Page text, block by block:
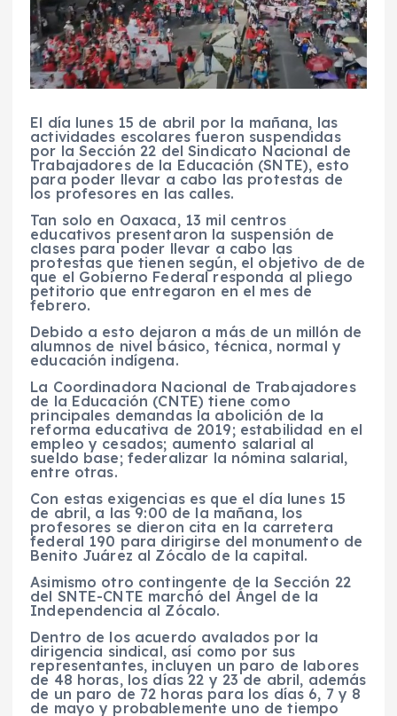
El día lunes 15 de abril por la mañana, las
actividades escolares fueron suspendidas
por la Sección 22 del Sindicato Nacional de
Trabajadores de la Educación (SNTE), esto
para poder llevar a cabo las protestas de
los profesores en las calles.
Tan solo en Oaxaca, 13 mil centros
educativos presentaron la suspensión de
clases para poder llevar a cabo las
protestas que tienen según, el objetivo de de
que el Gobierno Federal responda al pliego
petitorio que entregaron en el mes de
febrero.
Debido a esto dejaron a más de un millón de
alumnos de nivel básico, técnica, normal y
educación indígena.
La Coordinadora Nacional de Trabajadores
de la Educación (CNTE) tiene como
principales demandas la abolición de la
reforma educativa de 2019; estabilidad en el
empleo y cesados; aumento salarial al
sueldo base; federalizar la nómina salarial,
entre otras.
Con estas exigencias es que el día lunes 15
de abril, a las 9:00 de la mañana, los
profesores se dieron cita en la carretera
federal 190 para dirigirse del monumento de
Benito Juárez al Zócalo de la capital.
Asimismo otro contingente de la Sección 22
del SNTE-CNTE marchó del Ángel de la
Independencia al Zócalo.
Dentro de los acuerdo avalados por la
dirigencia sindical, así como por sus
representantes, incluyen un paro de labores
de 48 horas, los días 22 y 23 de abril, además
de un paro de 72 horas para los días 6, 7 y 8
de mayo y probablemente uno de tiempo